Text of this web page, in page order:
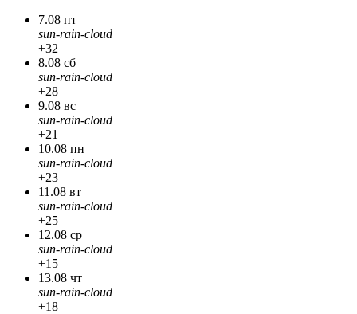
7.08 пт
sun-rain-cloud
+32
8.08 сб
sun-rain-cloud
+28
9.08 вс
sun-rain-cloud
+21
10.08 пн
sun-rain-cloud
+23
11.08 вт
sun-rain-cloud
+25
12.08 ср
sun-rain-cloud
+15
13.08 чт
sun-rain-cloud
+18